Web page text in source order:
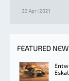
22 Apr | 2021
FEATURED